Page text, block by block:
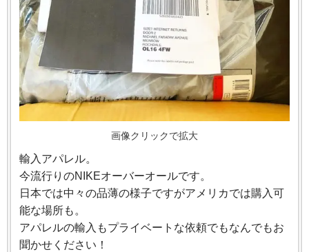
画像クリックで拡大
輸入アパレル。
今流行りのNIKEオーバーオールです。
日本では中々の品薄の様子ですがアメリカでは購入可
能な場所も。
アパレルの輸入もプライベートな依頼でもなんでもお
聞かせください！